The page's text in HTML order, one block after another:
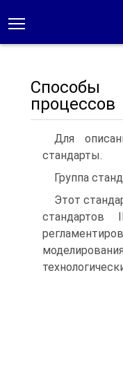
Способы
процессов
Для
стандарты.
Группа
Этот
стандартов